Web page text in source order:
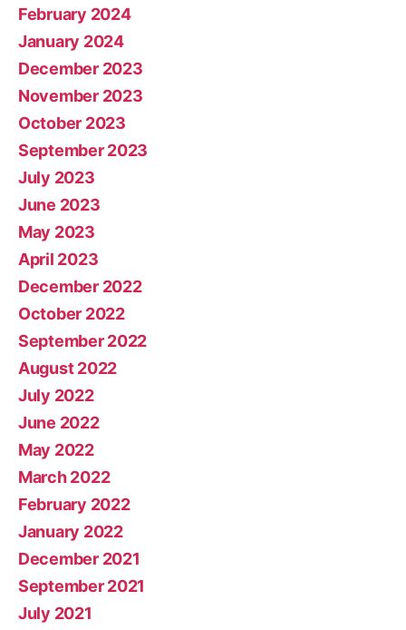
February 2024
January 2024
December 2023
November 2023
October 2023
September 2023
July 2023
June 2023
May 2023
April 2023
December 2022
October 2022
September 2022
August 2022
July 2022
June 2022
May 2022
March 2022
February 2022
January 2022
December 2021
September 2021
July 2021